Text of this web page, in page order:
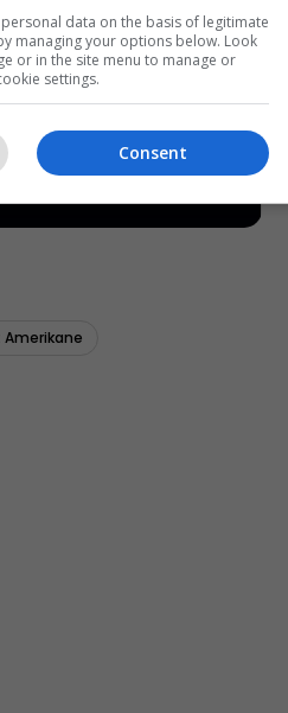
data on the basis of legitimate
managing your options below. Look
or in the site menu to manage or
settings.
Consent